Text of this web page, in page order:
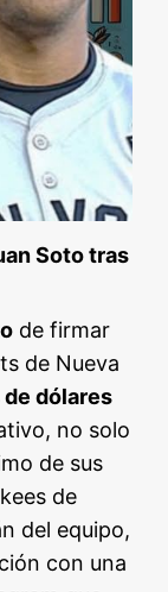
Soto tras
de firmar
de Nueva
dólares
no solo
de sus
de
del equipo,
con una